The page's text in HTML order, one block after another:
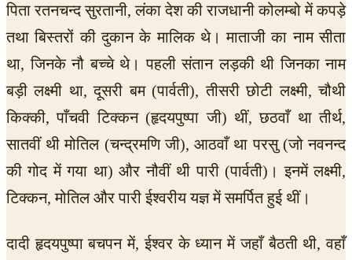
पिता रतनचन्द सुरतानी, लंका देश की राजधानी कोलम्बो में कपड़े
तथा बिस्तरों की दुकान के मालिक थे। माताजी का नाम सीता
था, जिनके नौ बच्चे थे। पहली संतान लड़की थी जिनका नाम
बड़ी लक्ष्मी था, दूसरी बम (पार्वती), तीसरी छोटी लक्ष्मी, चौथी
किक्की, पाँचवी टिक्कन (हृदयपुष्पा जी) थीं, छठवाँ था तीर्थ,
सातवीं थी मोतिल (चन्द्रमणि जी), आठवाँ था परसु (जो नवनन्द
की गोद में गया था) और नौवीं थी पारी (पार्वती)। इनमें लक्ष्मी,
टिक्कन, मोतिल और पारी ईश्वरीय यज्ञ में समर्पित हुई थीं।
दादी हृदयपुष्पा बचपन में, ईश्वर के ध्यान में जहाँ बैठती थी, वहाँ